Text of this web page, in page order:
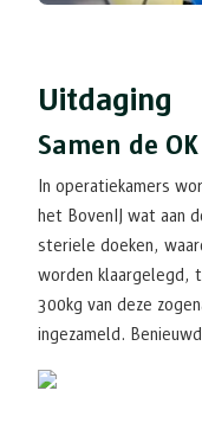
Uitdaging
Samen de
In operatiekamers
het BovenIJ wat aan
steriele doeken,
worden klaargelegd,
300kg van deze
ingezameld.